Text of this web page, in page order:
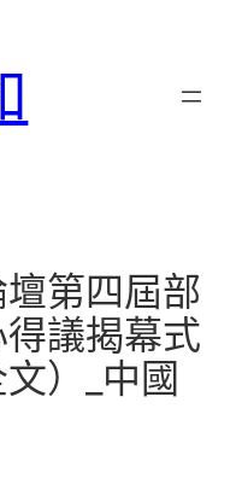
第四屆部
議揭幕式
）_中國